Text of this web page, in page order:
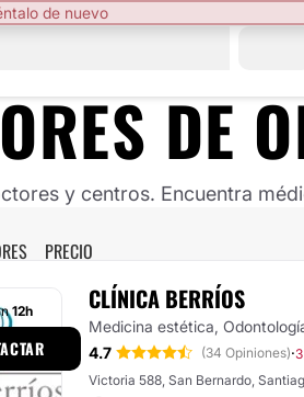
de nuevo
DE
y centros. Encuentra
PRECIO
CLÍNICA BERRÍOS
Medicina estética,
4.7
(34 Opiniones)·
Victoria 588, San Bernardo,
12h